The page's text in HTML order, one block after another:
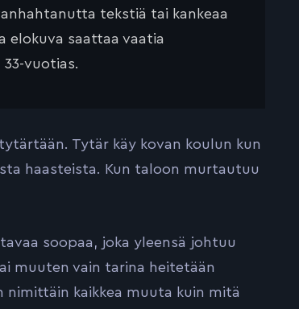
tekstiä tai kankeaa
elokuva saattaa vaatia
vuotias.
Tytär käy kovan koulun kun
haasteista. Kun taloon murtautuu
soopaa, joka yleensä johtuu
muuten vain tarina heitetään
nimittäin kaikkea muuta kuin mitä